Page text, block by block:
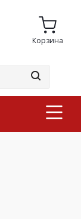
Корзина